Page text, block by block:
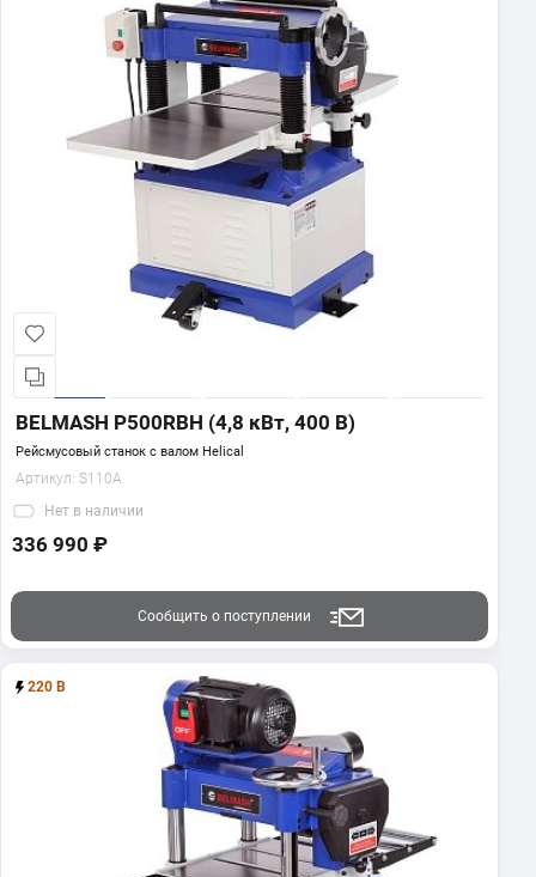
BELMASH P500RBH (4,8 кВт, 400 В)
Рейсмусовый станок с валом Helical
Артикул: S110A
Нет в наличии
336 990 ₽
Сообщить о поступлении
220 В